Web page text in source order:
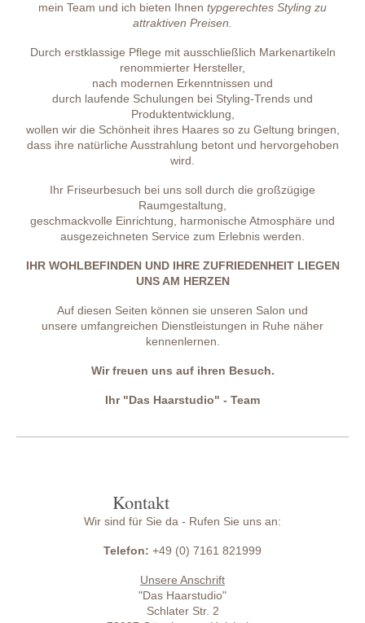
mein Team und ich bieten Ihnen typgerechtes Styling zu
attraktiven Preisen.
Durch erstklassige Pflege mit ausschließlich Markenartikeln
renommierter Hersteller,
nach modernen Erkenntnissen und
durch laufende Schulungen bei Styling-Trends und
Produktentwicklung,
wollen wir die Schönheit ihres Haares so zu Geltung bringen,
dass ihre natürliche Ausstrahlung betont und hervorgehoben
wird.
Ihr Friseurbesuch bei uns soll durch die großzügige
Raumgestaltung,
geschmackvolle Einrichtung, harmonische Atmosphäre und
ausgezeichneten Service zum Erlebnis werden.
IHR WOHLBEFINDEN UND IHRE ZUFRIEDENHEIT LIEGEN
UNS AM HERZEN
Auf diesen Seiten können sie unseren Salon und
unsere umfangreichen Dienstleistungen in Ruhe näher
kennenlernen.
Wir freuen uns auf ihren Besuch.
Ihr "Das Haarstudio" - Team
Kontakt
Wir sind für Sie da - Rufen Sie uns an:
Telefon: +49 (0) 7161 821999
Unsere Anschrift
"Das Haarstudio"
Schlater Str. 2